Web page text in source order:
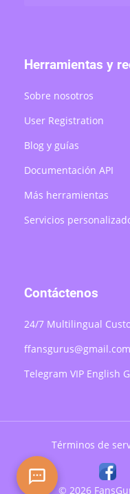
Herramientas y
Sobre nosotros
User Registration
Blog y guías
Documentación API
Más herramientas
Servicios
Contáctenos
24/7 Multilingual
ffansgurus@gmail.com
Telegram VIP English
Términos de
© 2026